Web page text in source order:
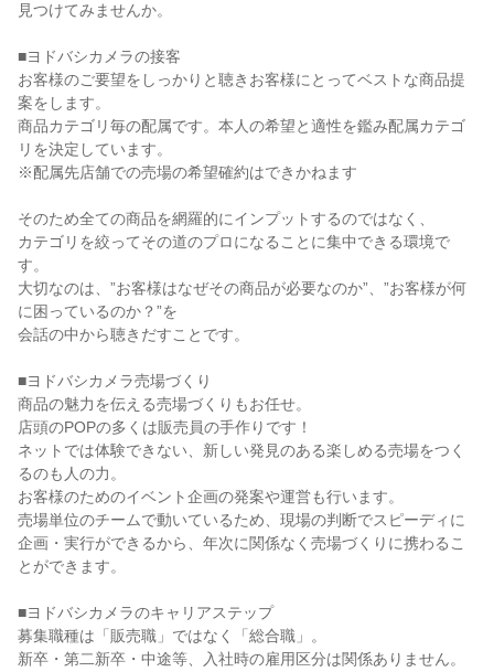
見つけてみませんか。
■ヨドバシカメラの接客
お客様のご要望をしっかりと聴きお客様にとってベストな商品提
案をします。
商品カテゴリ毎の配属です。本人の希望と適性を鑑み配属カテゴ
リを決定しています。
※配属先店舗での売場の希望確約はできかねます
そのため全ての商品を網羅的にインプットするのではなく、
カテゴリを絞ってその道のプロになることに集中できる環境で
す。
大切なのは、”お客様はなぜその商品が必要なのか”、”お客様が何
に困っているのか？”を
会話の中から聴きだすことです。
■ヨドバシカメラ売場づくり
商品の魅力を伝える売場づくりもお任せ。
店頭のPOPの多くは販売員の手作りです！
ネットでは体験できない、新しい発見のある楽しめる売場をつく
るのも人の力。
お客様のためのイベント企画の発案や運営も行います。
売場単位のチームで動いているため、現場の判断でスピーディに
企画・実行ができるから、年次に関係なく売場づくりに携わるこ
とができます。
■ヨドバシカメラのキャリアステップ
募集職種は「販売職」ではなく「総合職」。
新卒・第二新卒・中途等、入社時の雇用区分は関係ありません。